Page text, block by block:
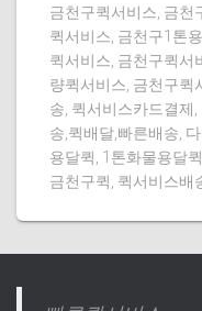
금천구퀵서비스, 금천
퀵서비스, 금천구1톤
퀵서비스, 금천구퀵서
량퀵서비스, 금천구퀵
송, 퀵서비스카드결제
송,퀵배달,빠른배송,
용달퀵, 1톤화물용달
금천구퀵, 퀵서비스배